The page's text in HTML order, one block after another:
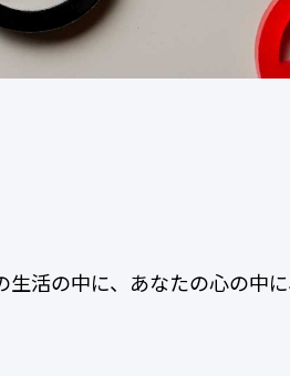
活の中に、あなたの心の中